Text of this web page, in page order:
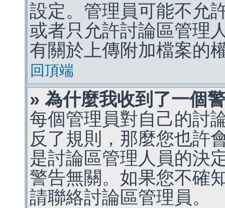
設定。管理員可能不允
或者只允許討論區管理
有關於上傳附加檔案的
回頂端
» 為什麼我收到了一個
每個管理員對自己的討
反了規則，那麼您也許
是討論區管理人員的決
警告無關。如果您不確
請聯絡討論區管理員。